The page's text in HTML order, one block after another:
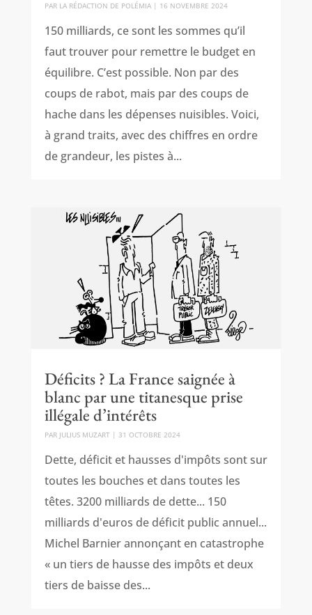
PAR LA RÉDACTION DE POLÉMIA| 16 NOVEMBRE 2024
150 milliards, ce sont les sommes qu’il
faut trouver pour remettre le budget en
équilibre. C’est possible. Non par des
coups de rabot, mais par des coups de
hache dans les dépenses nuisibles. Voici,
à grand traits, avec des chiffres en ordre
de grandeur, les pistes à...
Déficits ? La France saignée à
blanc par une titanesque prise
illégale d’intérêts
PAR JULIUS MUZART| 31 OCTOBRE 2024
Dette, déficit et hausses d'impôts sont sur
toutes les bouches et dans toutes les
têtes. 3200 milliards de dette... 150
milliards d'euros de déficit public annuel...
Michel Barnier annonçant en catastrophe
« un tiers de hausse des impôts et deux
tiers de baisse des...